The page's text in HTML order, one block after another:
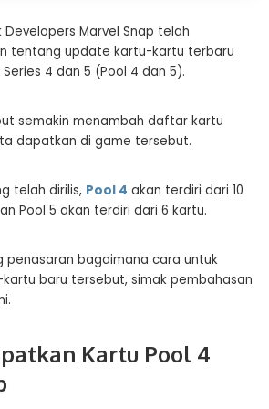
Developers Marvel Snap telah
tentang update kartu-kartu terbaru
4 dan 5 (Pool 4 dan 5).
semakin menambah daftar kartu
dapatkan di game tersebut.
telah dirilis, Pool 4 akan terdiri dari 10
Pool 5 akan terdiri dari 6 kartu.
penasaran bagaimana cara untuk
baru tersebut, simak pembahasan
Kartu Pool 4